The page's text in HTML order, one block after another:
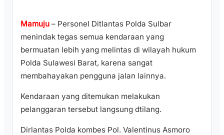
Mamuju – Personel Ditlantas Polda Sulbar
menindak tegas semua kendaraan yang
bermuatan lebih yang melintas di wilayah hukum
Polda Sulawesi Barat, karena sangat
membahayakan pengguna jalan lainnya.
Kendaraan yang ditemukan melakukan
pelanggaran tersebut langsung dtilang.
Dirlantas Polda kombes Pol. Valentinus Asmoro